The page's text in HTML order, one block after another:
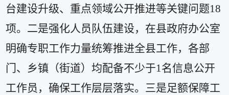
台建设升级、重点领域公开推进等关键问题18
项。二是强化人员队伍建设，在县政府办公室
明确专职工作力量统筹推进全县工作，各部
门、乡镇（街道）均配备不少于1名信息公开
工作员，确保工作层层落实。三是足额保障工